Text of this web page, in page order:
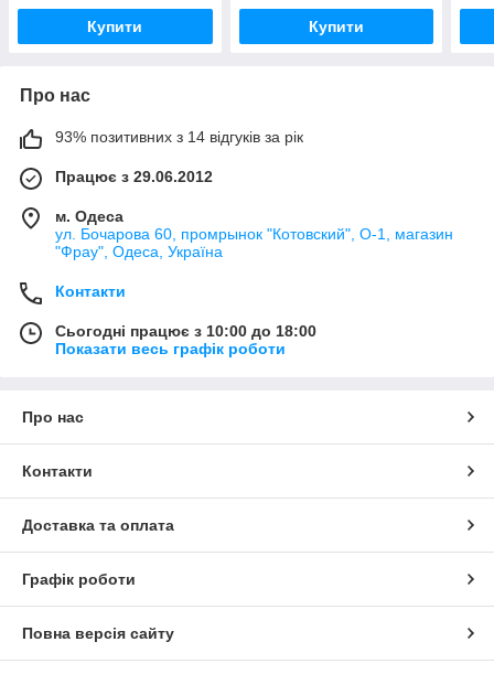
Купити Купити
Про нас
93% позитивних з 14 відгуків за рік
Працює з 29.06.2012
м. Одеса
ул. Бочарова 60, промрынок "Котовский", О-1, магазин
"Фрау", Одеса, Україна
Контакти
Сьогодні працює з 10:00 до 18:00
Показати весь графік роботи
Про нас
Контакти
Доставка та оплата
Графік роботи
Повна версія сайту